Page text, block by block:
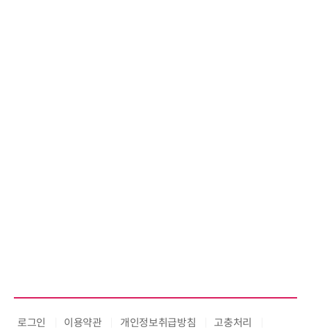
로그인 이용약관 개인정보취급방침 고충처리